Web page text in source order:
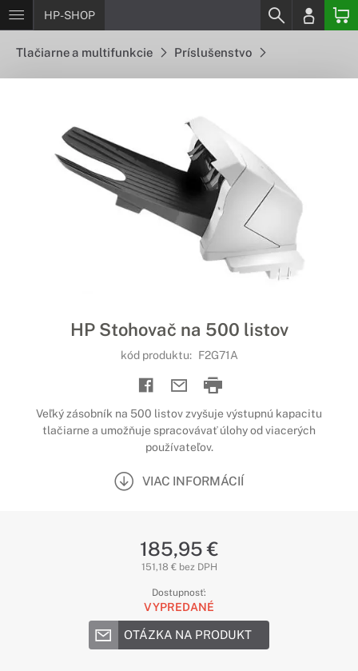
HP-SHOP
Tlačiarne a multifunkcie Príslušenstvo
HP Stohovač na 500 listov
kód produktu: F2G71A
Veľký zásobník na 500 listov zvyšuje výstupnú kapacitu
tlačiarne a umožňuje spracovávať úlohy od viacerých
používateľov.
VIAC INFORMÁCIÍ
185,95 €
151,18 € bez DPH
Dostupnosť:
VYPREDANÉ
OTÁZKA NA PRODUKT